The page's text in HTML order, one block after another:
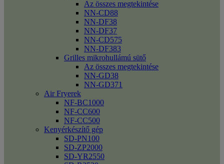
Az összes megtekintése
NN-CD88
NN-DF38
NN-DF37
NN-CD575
NN-DF383
Grilles mikrohullámú sütő
Az összes megtekintése
NN-GD38
NN-GD371
Air Fryerek
NF-BC1000
NF-CC600
NF-CC500
Kenyérkészítő gép
SD-PN100
SD-ZP2000
SD-YR2550